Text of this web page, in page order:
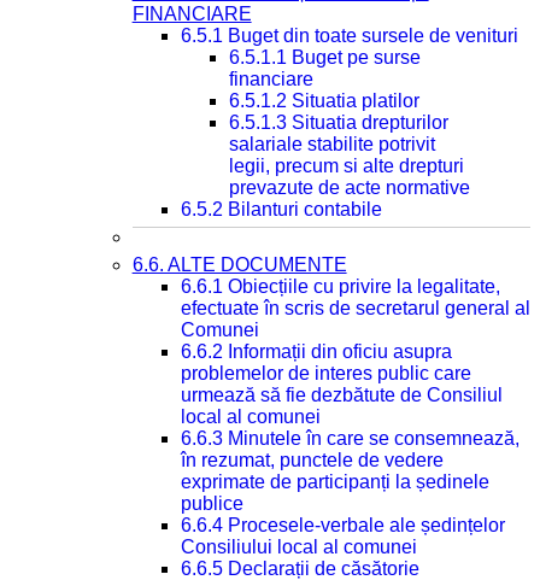
FINANCIARE
6.5.1 Buget din toate sursele de venituri
6.5.1.1 Buget pe surse
financiare
6.5.1.2 Situatia platilor
6.5.1.3 Situatia drepturilor
salariale stabilite potrivit
legii, precum si alte drepturi
prevazute de acte normative
6.5.2 Bilanturi contabile
6.6. ALTE DOCUMENTE
6.6.1 Obiecțiile cu privire la legalitate,
efectuate în scris de secretarul general al
Comunei
6.6.2 Informații din oficiu asupra
problemelor de interes public care
urmează să fie dezbătute de Consiliul
local al comunei
6.6.3 Minutele în care se consemnează,
în rezumat, punctele de vedere
exprimate de participanți la ședinele
publice
6.6.4 Procesele-verbale ale ședințelor
Consiliului local al comunei
6.6.5 Declarații de căsătorie